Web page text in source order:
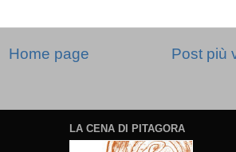
Post più
Home page
LA CENA DI PITAGORA